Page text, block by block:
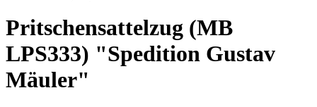
Pritschensattelzug (MB
LPS333) "Spedition Gustav
Mäuler"